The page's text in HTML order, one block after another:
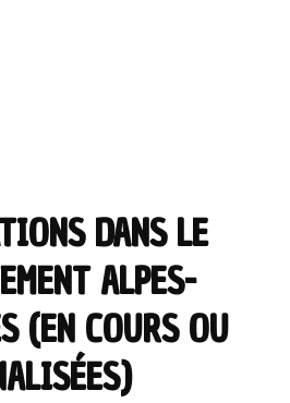
DANS LE
ALPES-
(EN COURS OU